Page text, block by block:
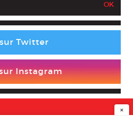
Twitter
Instagram
×